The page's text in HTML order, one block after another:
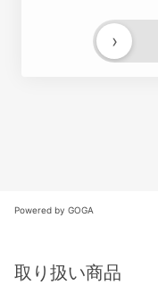
›
Powered by GOGA
取り扱い商品